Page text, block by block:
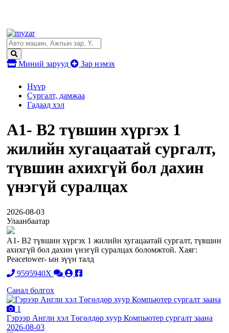
Миний зарууд Зар нэмэх
Нүүр
Сургалт, дамжаа
Гадаад хэл
А1- B2 түвшин хүргэх 1
жилийн хугацаатай сургалт,
түвшин ахихгүй бол дахин
үнэгүй суралцах
2026-08-03
Улаанбаатар
А1- B2 түвшин хүргэх 1 жилийн хугацаатай сургалт, түвшин
ахихгүй бол дахин үнэгүй суралцах боломжтой. Хаяг:
Peacetower- ын зүүн талд
9595940X
Санал болгох
1
Гэрээр Англи хэл Төгөлдөр хуур Компьютер сургалт заана
2026-08-03